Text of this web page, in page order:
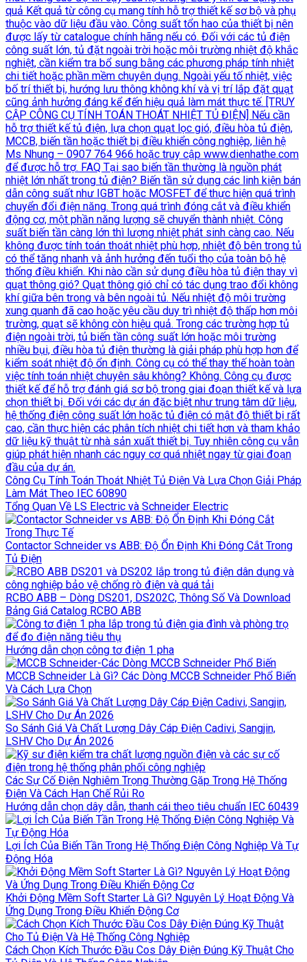
Công Cụ Tính Toán Thoát Nhiệt Tủ Điện Và Lựa Chọn Giải Pháp
Làm Mát Theo IEC 60890
Tổng Quan Về LS Electric và Schneider Electric
Contactor Schneider vs ABB: Độ Ổn Định Khi Đóng Cắt Trong
Tủ Điện
RCBO ABB – Dòng DS201, DS202C, Thông Số Và Download
Bảng Giá Catalog RCBO ABB
Hướng dẫn chọn công tơ điện 1 pha
MCCB Schneider Là Gì? Các Dòng MCCB Schneider Phổ Biến
Và Cách Lựa Chọn
So Sánh Giá Và Chất Lượng Dây Cáp Điện Cadivi, Sangjin,
LSHV Cho Dự Án 2026
Các Sự Cố Điện Nghiêm Trọng Thường Gặp Trong Hệ Thống
Điện Và Cách Hạn Chế Rủi Ro
Hướng dẫn chọn dây dẫn, thanh cái theo tiêu chuẩn IEC 60439
Lợi Ích Của Biến Tần Trong Hệ Thống Điện Công Nghiệp Và Tự
Động Hóa
Khởi Động Mềm Soft Starter Là Gì? Nguyên Lý Hoạt Động Và
Ứng Dụng Trong Điều Khiển Động Cơ
Cách Chọn Kích Thước Đầu Cos Dây Điện Đúng Kỹ Thuật Cho